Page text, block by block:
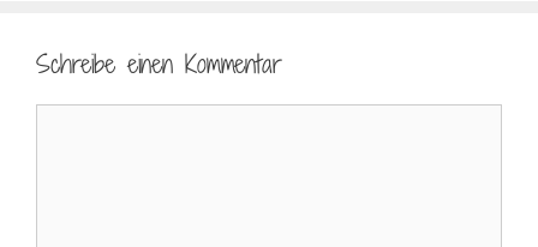
Schreibe einen Kommentar